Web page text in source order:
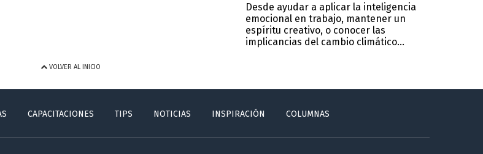
Desde ayudar a aplicar la inteligencia
emocional en trabajo, mantener un
espíritu creativo, o conocer las
implicancias del cambio climático...
VOLVER AL INICIO
CAPACITACIONES TIPS NOTICIAS INSPIRACIÓN COLUMNAS